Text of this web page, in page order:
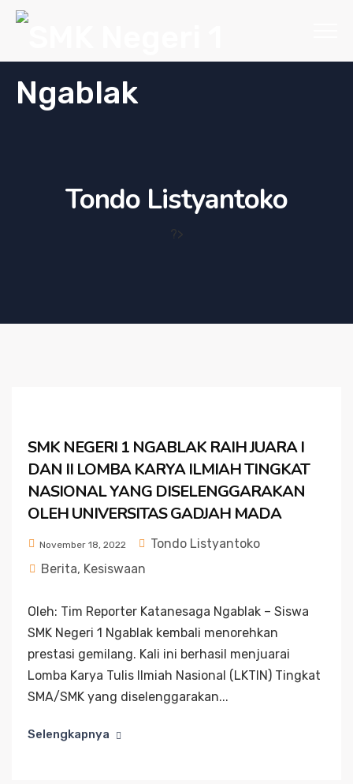
Tondo Listyantoko
?>
SMK NEGERI 1 NGABLAK RAIH JUARA I
DAN II LOMBA KARYA ILMIAH TINGKAT
NASIONAL YANG DISELENGGARAKAN
OLEH UNIVERSITAS GADJAH MADA
November 18, 2022
Tondo Listyantoko
Berita, Kesiswaan
Oleh: Tim Reporter Katanesaga Ngablak – Siswa
SMK Negeri 1 Ngablak kembali menorehkan
prestasi gemilang. Kali ini berhasil menjuarai
Lomba Karya Tulis Ilmiah Nasional (LKTIN) Tingkat
SMA/SMK yang diselenggarakan...
Selengkapnya